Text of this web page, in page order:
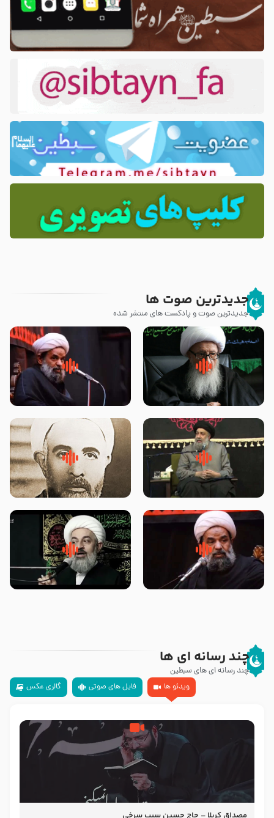
جدیدترین صوت ها
جدیدترین صوت و پادکست های منتشر شده
زوّار اربعین امام حسین (علیه
السلام) با این اشتیاق به زیارت
روضه جانسوز پاره های جگر امام
حسن مجتبی علیه السلام-حجت
لقب حضرت رقیه سلام الله علیها به
چه معناست – حجت الاسلام علوی
روضه‌ی مجلس یزید ملعون و
اسارت اهل‌بیت علیهم‌السلام –
محدث زاده
سلام جوانی که امام حسین علیه
السلام خودش جوابش را دادند
زیارتی که اسباب رزق زیاد و عمر
طولانی است حجت السلام حسین
چند رسانه ای ها
چند رسانه ای های سبطین
ویدئو ها
فایل های صوتی گالری عکس
مصداق کربلا – حاج حسین سیب سرخی